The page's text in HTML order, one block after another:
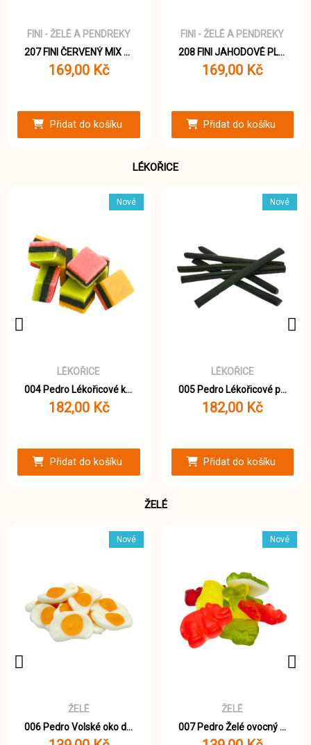
FINI - ŽELÉ A PENDREKY
207 FINI ČERVENÝ MIX pendreků 1000g
169,00 Kč
Přidat do košíku
FINI - ŽELÉ A PENDREKY
208 FINI JAHODOVÉ PLNĚNÉ PENDREKY 1000g
169,00 Kč
Přidat do košíku
LÉKOŘICE
Nové
LÉKOŘICE
004 Pedro Lékořicové kostky 1000g
182,00 Kč
Přidat do košíku
Nové
LÉKOŘICE
005 Pedro Lékořicové pendreky 1000g
182,00 Kč
Přidat do košíku
ŽELÉ
Nové
ŽELÉ
006 Pedro Volské oko dvoubarevné želé 1000g
Nové
ŽELÉ
007 Pedro Želé ovocný mix 1000g